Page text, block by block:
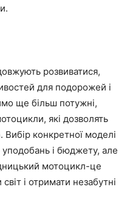
розвиватися,
для подорожей і
ще більш потужні,
які дозволять
Вибір конкретної моделі
і бюджету, але
мотоцикл-це
і отримати незабутні